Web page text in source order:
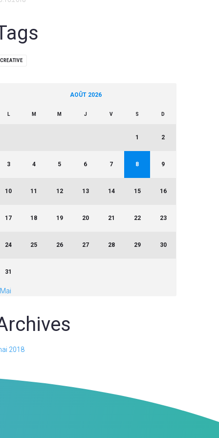
CREATIVE
AOÛT 2026
L M M J V S D
1 2
3 4 5 6 7 8 9
10 11 12 13 14 15 16
17 18 19 20 21 22 23
24 25 26 27 28 29 30
31
2018